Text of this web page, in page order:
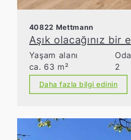
40822 Mettmann
Yaşam alanı
ca. 63 m²
Oda
2
Daha fazla bilgi edinin